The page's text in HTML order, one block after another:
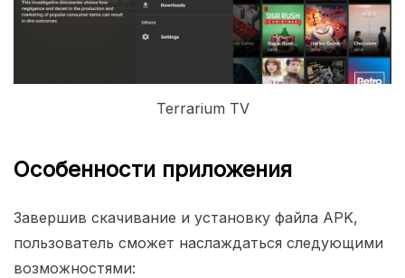
Terrarium TV
Особенности приложения
Завершив скачивание и установку файла APK,
пользователь сможет наслаждаться следующими
возможностями: